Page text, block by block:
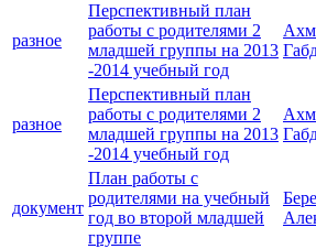
разное
Перспективный план
работы с родителями 2
младшей группы на 2013
-2014 учебный год
разное
Перспективный план
работы с родителями 2
младшей группы на 2013
-2014 учебный год
документ
План работы с
родителями на учебный
год во второй младшей
группе